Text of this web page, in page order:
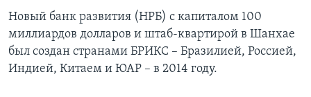
Новый банк развития (НРБ) с капиталом 100
миллиардов долларов и штаб-квартирой в Шанхае
был создан странами БРИКС – Бразилией, Россией,
Индией, Китаем и ЮАР – в 2014 году.